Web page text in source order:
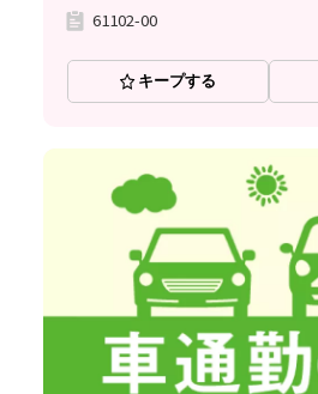
61102-00
キープする